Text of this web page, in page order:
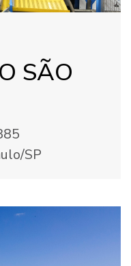
SÃO
SP